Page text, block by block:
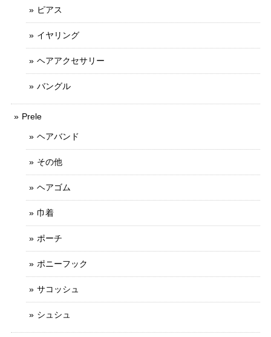
ピアス
イヤリング
ヘアアクセサリー
バングル
Prele
ヘアバンド
その他
ヘアゴム
巾着
ポーチ
ポニーフック
サコッシュ
シュシュ